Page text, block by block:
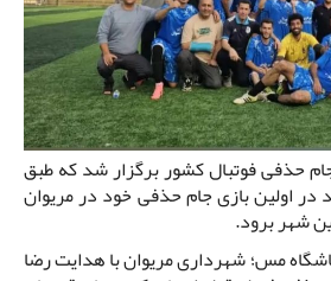
حذفی فوتبال کشور برگزار شد که طبق
در اولین بازی جام حذفی خود در مریوان
شهر برود.
مس؛ شهرداری مریوان با هدایت رضا